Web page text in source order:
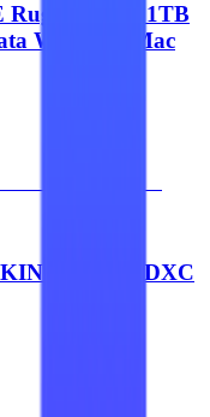
Rugged Mini 1TB
Windows Mac
SDXC